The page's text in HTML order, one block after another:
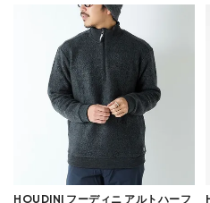
HOUDINI フーディニ アルトハーフ